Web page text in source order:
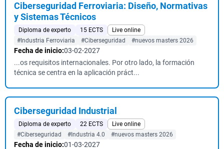
Ciberseguridad Ferroviaria: Diseño, Normativas
y Sistemas Técnicos
Diploma de experto 15 ECTS
Live online
#Industria Ferroviaria
#Ciberseguridad #nuevos masters 2026
Fecha de inicio:03-02-2027
...os requisitos internacionales. Por otro lado, la formación
técnica se centra en la aplicación práct...
Ciberseguridad Industrial
Diploma de experto 22 ECTS
Live online
#Ciberseguridad
#Industria 4.0 #nuevos masters 2026
Fecha de inicio:01-03-2027